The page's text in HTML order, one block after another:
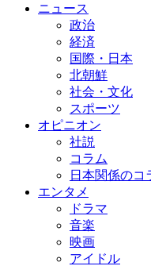
ニュース
政治
経済
国際・日本
北朝鮮
社会・文化
スポーツ
オピニオン
社説
コラム
日本関係のコ
エンタメ
ドラマ
音楽
映画
アイドル